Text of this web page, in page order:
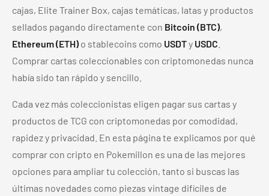
cajas, Elite Trainer Box, cajas temáticas, latas y productos
sellados pagando directamente con Bitcoin (BTC),
Ethereum (ETH) o stablecoins como USDTy USDC
Comprar cartas coleccionables con criptomonedas nunca
había sido tan rápido y sencillo.
Cada vez más coleccionistas eligen pagar sus cartas y
productos de TCG con criptomonedas por comodidad,
rapidez y privacidad. En esta página te explicamos por qué
comprar con cripto en Pokemillon es una de las mejores
opciones para ampliar tu colección, tanto si buscas las
últimas novedades como piezas vintage difíciles de